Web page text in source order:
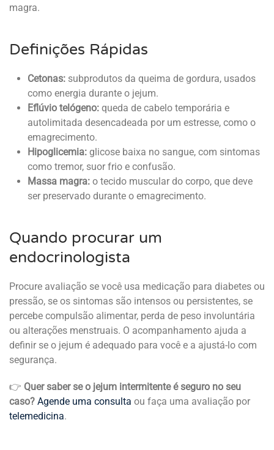
magra.
Definições Rápidas
Cetonas: subprodutos da queima de gordura, usados
como energia durante o jejum.
Eflúvio telógeno: queda de cabelo temporária e
autolimitada desencadeada por um estresse, como o
emagrecimento.
Hipoglicemia: glicose baixa no sangue, com sintomas
como tremor, suor frio e confusão.
Massa magra: o tecido muscular do corpo, que deve
ser preservado durante o emagrecimento.
Quando procurar um
endocrinologista
Procure avaliação se você usa medicação para diabetes ou
pressão, se os sintomas são intensos ou persistentes, se
percebe compulsão alimentar, perda de peso involuntária
ou alterações menstruais. O acompanhamento ajuda a
definir se o jejum é adequado para você e a ajustá-lo com
segurança.
👉 Quer saber se o jejum intermitente é seguro no seu
caso? Agende uma consulta ou faça uma avaliação por
telemedicina.